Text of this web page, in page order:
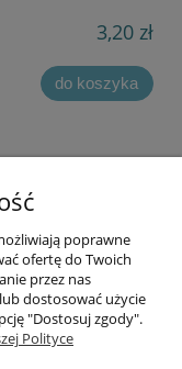
3,20 zł
do koszyka
»
poprawne
ofertę do Twoich
przez nas
dostosować użycie
"Dostosuj zgody".
Polityce